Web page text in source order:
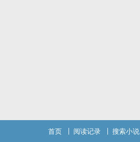
首页 阅读记录 搜索小说